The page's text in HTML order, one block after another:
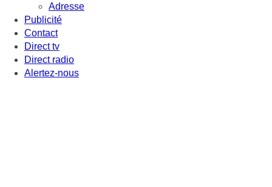
Adresse
Publicité
Contact
Direct tv
Direct radio
Alertez-nous